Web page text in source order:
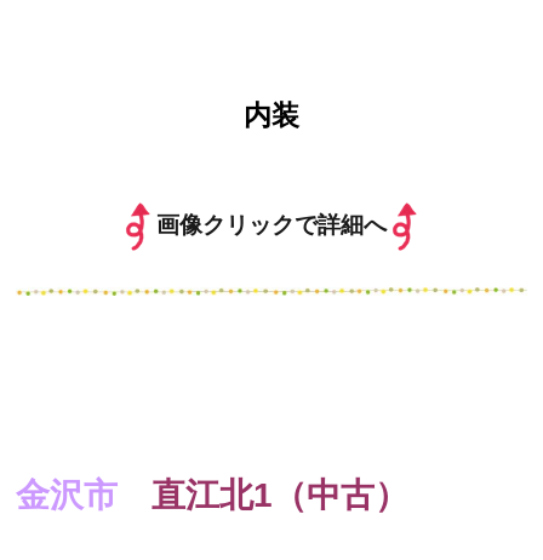
内装
画像クリックで詳細へ
金沢市 直江北1（中古）